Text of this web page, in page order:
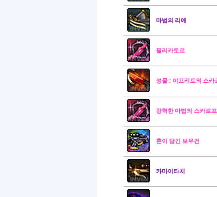
마법의 리에
필리카토르
성물 : 이프리트의 스카
강력한 마법의 스카르
혼이 담긴 보우건
카마이타치